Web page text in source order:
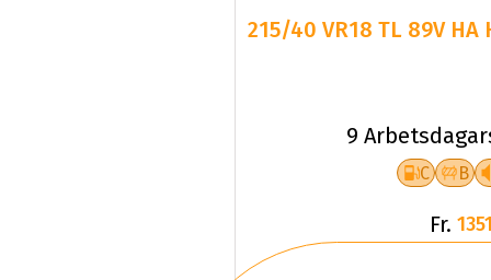
215/40 VR18 TL 89V HA
9
C B
Fr.